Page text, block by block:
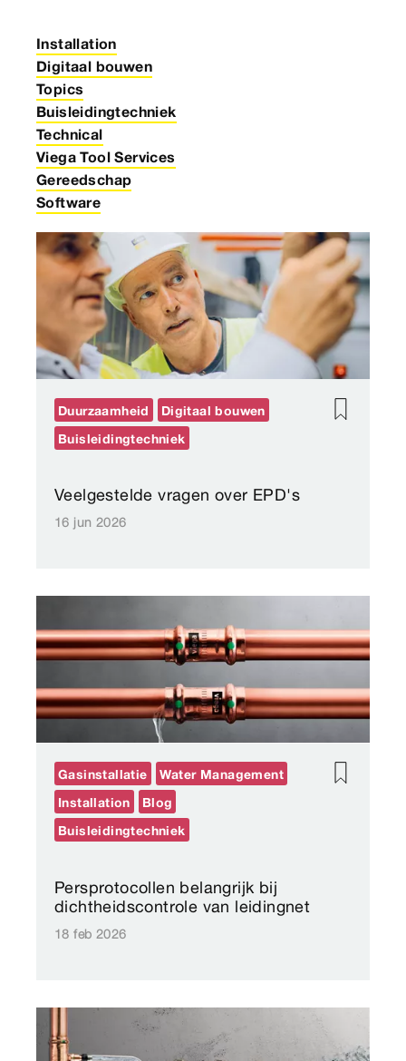
Installation
Digitaal bouwen
Topics
Buisleidingtechniek
Technical
Viega Tool Services
Gereedschap
Software
Veelgestelde vragen over EPD's
16 jun 2026
Duurzaamheid
Digitaal bouwen
Buisleidingtechniek
Persprotocollen belangrijk bij
dichtheidscontrole van leidingnet
18 feb 2026
Gasinstallatie
Water Management
Installation
Blog
Buisleidingtechniek